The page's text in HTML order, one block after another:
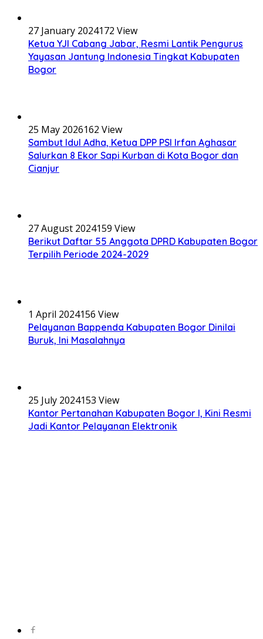
27 January 2024172 View
Ketua YJI Cabang Jabar, Resmi Lantik Pengurus
Yayasan Jantung Indonesia Tingkat Kabupaten
Bogor
25 May 2026162 View
Sambut Idul Adha, Ketua DPP PSI Irfan Aghasar
Salurkan 8 Ekor Sapi Kurban di Kota Bogor dan
Cianjur
27 August 2024159 View
Berikut Daftar 55 Anggota DPRD Kabupaten Bogor
Terpilih Periode 2024-2029
1 April 2024156 View
Pelayanan Bappenda Kabupaten Bogor Dinilai
Buruk, Ini Masalahnya
25 July 2024153 View
Kantor Pertanahan Kabupaten Bogor I, Kini Resmi
Jadi Kantor Pelayanan Elektronik